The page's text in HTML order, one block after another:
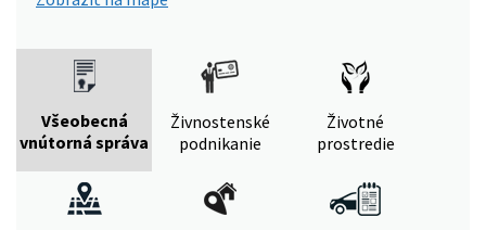
Všeobecná
vnútorná správa
Živnostenské
podnikanie
Životné
prostredie